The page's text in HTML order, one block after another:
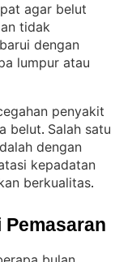
agar belut
tidak
dengan
lumpur atau
penyakit
belut. Salah satu
dengan
kepadatan
berkualitas.
Pemasaran